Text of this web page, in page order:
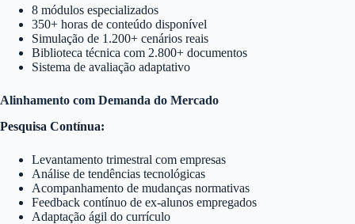
8 módulos especializados
350+ horas de conteúdo disponível
Simulação de 1.200+ cenários reais
Biblioteca técnica com 2.800+ documentos
Sistema de avaliação adaptativo
Alinhamento com Demanda do Mercado
Pesquisa Contínua:
Levantamento trimestral com empresas
Análise de tendências tecnológicas
Acompanhamento de mudanças normativas
Feedback contínuo de ex-alunos empregados
Adaptação ágil do currículo